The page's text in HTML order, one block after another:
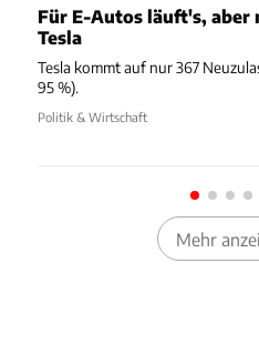
Für E-Autos läuft's, aber
Tesla
Tesla kommt auf nur 367
95 %).
Politik & Wirtschaft
Mehr